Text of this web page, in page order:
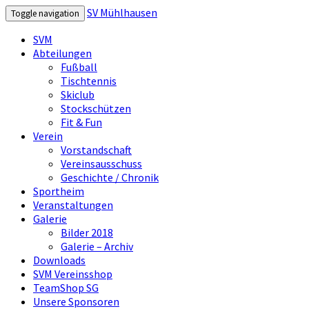
Toggle navigation
SV Mühlhausen
SVM
Abteilungen
Fußball
Tischtennis
Skiclub
Stockschützen
Fit & Fun
Verein
Vorstandschaft
Vereinsausschuss
Geschichte / Chronik
Sportheim
Veranstaltungen
Galerie
Bilder 2018
Galerie – Archiv
Downloads
SVM Vereinsshop
TeamShop SG
Unsere Sponsoren